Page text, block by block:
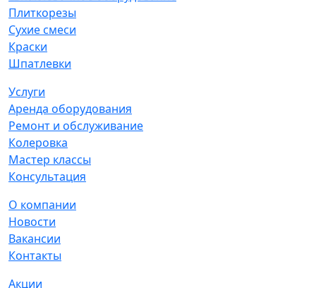
Плиткорезы
Сухие смеси
Краски
Шпатлевки
Услуги
Аренда оборудования
Ремонт и обслуживание
Колеровка
Мастер классы
Консультация
О компании
Новости
Вакансии
Контакты
Акции